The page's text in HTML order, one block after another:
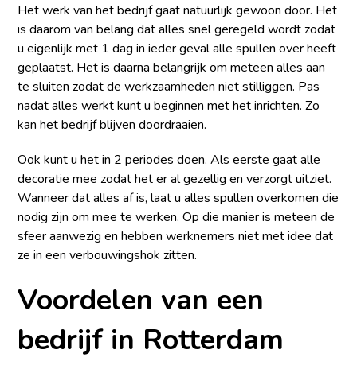
Het werk van het bedrijf gaat natuurlijk gewoon door. Het
is daarom van belang dat alles snel geregeld wordt zodat
u eigenlijk met 1 dag in ieder geval alle spullen over heeft
geplaatst. Het is daarna belangrijk om meteen alles aan
te sluiten zodat de werkzaamheden niet stilliggen. Pas
nadat alles werkt kunt u beginnen met het inrichten. Zo
kan het bedrijf blijven doordraaien.
Ook kunt u het in 2 periodes doen. Als eerste gaat alle
decoratie mee zodat het er al gezellig en verzorgt uitziet.
Wanneer dat alles af is, laat u alles spullen overkomen die
nodig zijn om mee te werken. Op die manier is meteen de
sfeer aanwezig en hebben werknemers niet met idee dat
ze in een verbouwingshok zitten.
Voordelen van een
bedrijf in Rotterdam